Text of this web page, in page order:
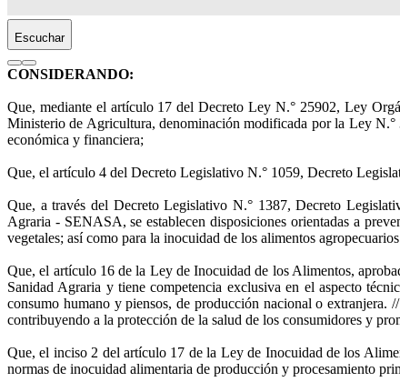
Escuchar
CONSIDERANDO:
Que, mediante el artículo 17 del Decreto Ley N.° 25902, Ley
Ministerio de Agricultura, denominación modificada por la Ley
económica y financiera;
Que, el artículo 4 del Decreto Legislativo N.° 1059, Decreto
Que, a través del Decreto Legislativo N.° 1387, Decreto
Agraria - SENASA, se establecen disposiciones orientadas a
vegetales; así como para la inocuidad de los alimentos
Que, el artículo 16 de la Ley de Inocuidad de los Alimentos,
Sanidad Agraria y tiene competencia exclusiva en el aspecto
consumo humano y piensos, de producción nacional o
contribuyendo a la protección de la salud de los consumidores y
Que, el inciso 2 del artículo 17 de la Ley de Inocuidad de los
normas de inocuidad alimentaria de producción y procesamiento